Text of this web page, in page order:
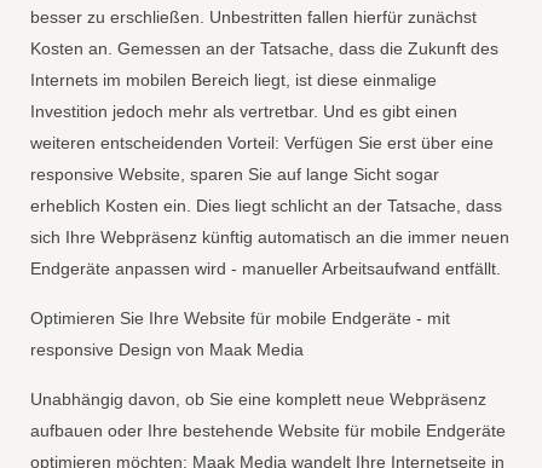
besser zu erschließen. Unbestritten fallen hierfür zunächst
Kosten an. Gemessen an der Tatsache, dass die Zukunft des
Internets im mobilen Bereich liegt, ist diese einmalige
Investition jedoch mehr als vertretbar. Und es gibt einen
weiteren entscheidenden Vorteil: Verfügen Sie erst über eine
responsive Website, sparen Sie auf lange Sicht sogar
erheblich Kosten ein. Dies liegt schlicht an der Tatsache, dass
sich Ihre Webpräsenz künftig automatisch an die immer neuen
Endgeräte anpassen wird - manueller Arbeitsaufwand entfällt.
Optimieren Sie Ihre Website für mobile Endgeräte - mit
responsive Design von Maak Media
Unabhängig davon, ob Sie eine komplett neue Webpräsenz
aufbauen oder Ihre bestehende Website für mobile Endgeräte
optimieren möchten: Maak Media wandelt Ihre Internetseite in